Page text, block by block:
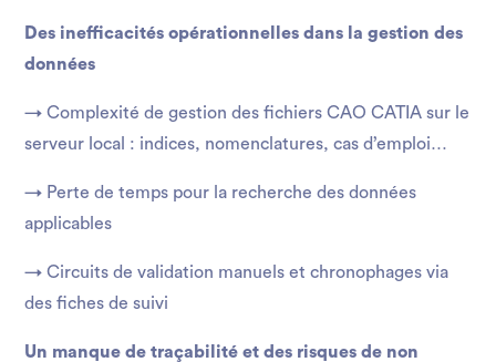
Des inefficacités opérationnelles dans la gestion des
données
→ Complexité de gestion des fichiers CAO CATIA sur le
serveur local : indices, nomenclatures, cas d’emploi…
→ Perte de temps pour la recherche des données
applicables
→ Circuits de validation manuels et chronophages via
des fiches de suivi
Un manque de traçabilité et des risques de non